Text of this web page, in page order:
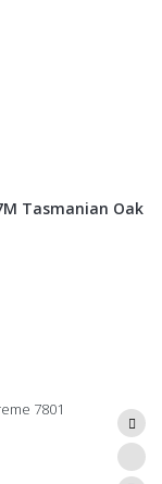
Tasmanian Oak